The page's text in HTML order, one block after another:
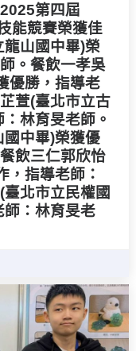
第四屆
能競賽榮獲佳
山國中畢)榮
。餐飲一孝吳
優勝，指導老
萱(臺北市立古
林育旻老師。
中畢)榮獲優
飲三仁郭欣怡
，指導老師：
北市立民權國
師：林育旻老